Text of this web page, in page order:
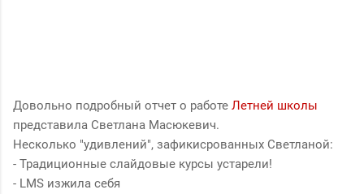
Довольно подробный отчет о работе Летней школы
представила Светлана Масюкевич.
Несколько "удивлений", зафикисрованных Светланой:
- Традиционные слайдовые курсы устарели!
- LMS изжила себя